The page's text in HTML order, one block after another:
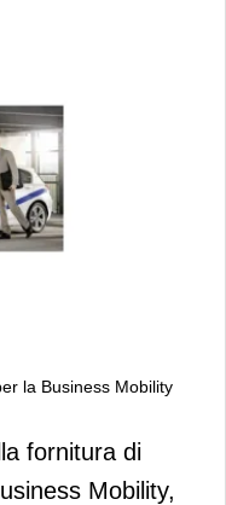
la Business Mobility
novità
fornitura di
Mobility,